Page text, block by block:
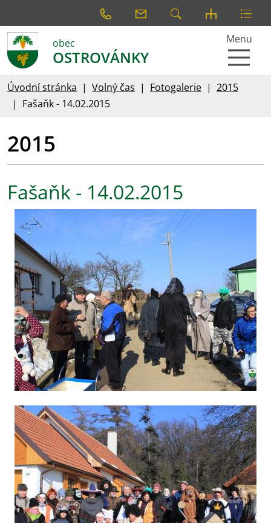
obec
OSTROVÁNKY
Menu
Úvodní stránka Volný čas Fotogalerie
2015
Fašaňk - 14.02.2015
2015
Fašaňk - 14.02.2015